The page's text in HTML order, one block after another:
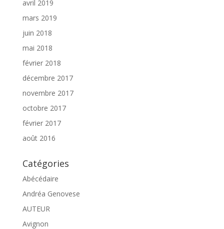
avril 2019
mars 2019
juin 2018
mai 2018
février 2018
décembre 2017
novembre 2017
octobre 2017
février 2017
août 2016
Catégories
Abécédaire
Andréa Genovese
AUTEUR
Avignon